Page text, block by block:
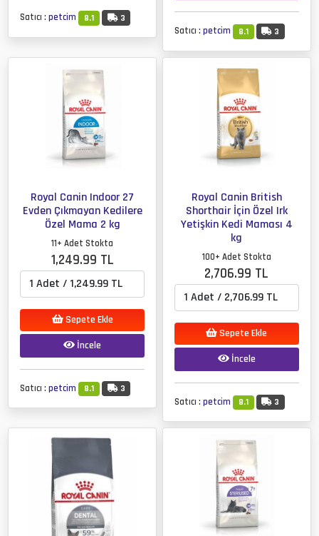
Satıcı :petcim 8.1 3
Satıcı : petcim 8.1 3
Royal Canin Indoor 27
Evden Çıkmayan Kedilere
Özel Mama 2 kg
11+ Adet Stokta
1,249.99 TL
Sepete Ekle
İncele
Satıcı :petcim 8.1 3
Royal Canin British
Shorthair İçin Özel Irk
Yetişkin Kedi Maması 4
kg
100+ Adet Stokta
2,706.99 TL
Sepete Ekle
İncele
Satıcı : petcim 8.1 3